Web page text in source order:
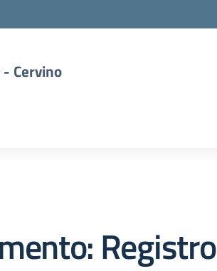
Cervino
Registro